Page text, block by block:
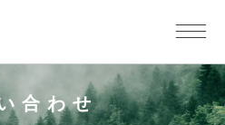
合わせ